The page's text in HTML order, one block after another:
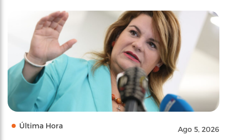
Última Hora Ago 5, 2026